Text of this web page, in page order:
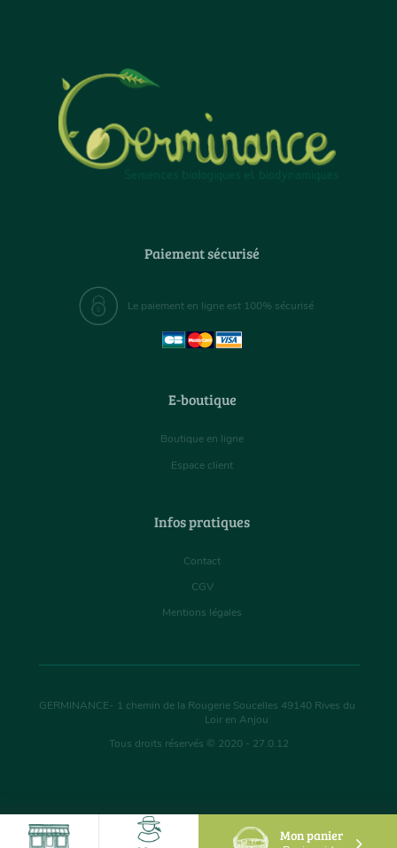
Mon panier
Paiement sécurisé
Le paiement en ligne est 100% sécurisé
E-boutique
Boutique en ligne
Espace client
Infos pratiques
Contact
CGV
Mentions légales
GERMINANCE- 1 chemin de la Rougerie Soucelles 49140 Rives du
Loir en Anjou
Tous droits réservés © 2020 - 27.0.12